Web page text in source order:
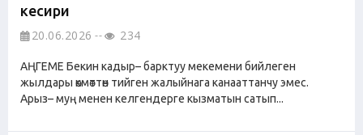
кесири
20.06.2026 234
АҢГЕМЕ Бекин кадыр– барктуу мекемени бийлеген
жылдары өкмөттөн тийген жалыйнага канааттанчу эмес.
Арыз– муң менен келгендерге кызматын сатып...